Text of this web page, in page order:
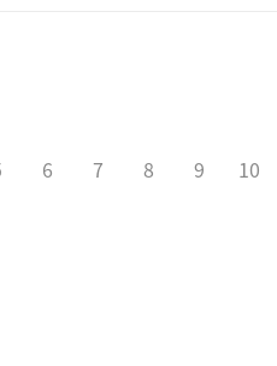
6 7 8 9 10